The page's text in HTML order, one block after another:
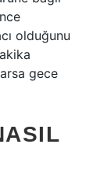
olduğunu
gece